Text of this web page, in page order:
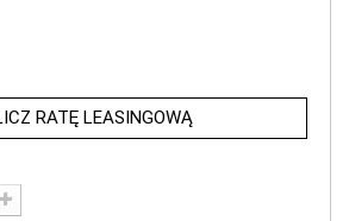
RATĘ LEASINGOWĄ